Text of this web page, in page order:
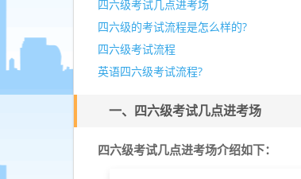
四六级考试几点进考场
四六级的考试流程是怎么样的?
四六级考试流程
英语四六级考试流程?
一、四六级考试几点进考场
四六级考试几点进考场介绍如下：